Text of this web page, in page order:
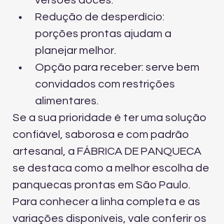
Redução de desperdício:
porções prontas ajudam a
planejar melhor.
Opção para receber: serve bem
convidados com restrições
alimentares.
Se a sua prioridade é ter uma solução
confiável, saborosa e com padrão
artesanal, a FÁBRICA DE PANQUECA
se destaca como a melhor escolha de
panquecas prontas em São Paulo.
Para conhecer a linha completa e as
variações disponíveis, vale conferir os